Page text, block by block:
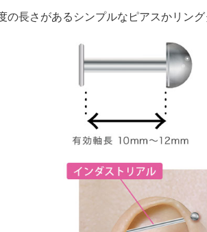
の長さがあるシンプルなピアスかリン